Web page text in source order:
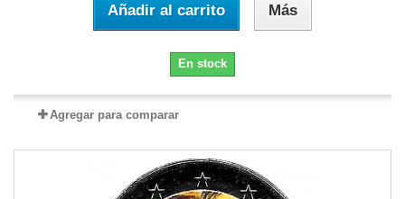
Añadir al carrito Más
En stock
Agregar para comparar